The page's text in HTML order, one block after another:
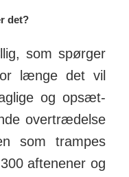
det?
som spørger
længe det vil
og op­sæt­
over­træd­else
som trampes
aften­ener og